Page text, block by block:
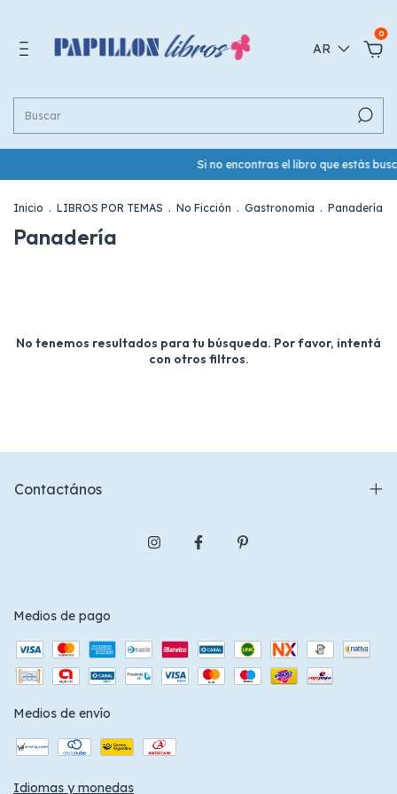
AR
0
Si no encontras el libro que estás
Inicio . LIBROS POR TEMAS . No Ficción . Gastronomia . Panadería
Panadería
No tenemos resultados para tu búsqueda. Por favor, intentá
con otros filtros.
Contactános
Medios de pago
Medios de envío
Idiomas y monedas